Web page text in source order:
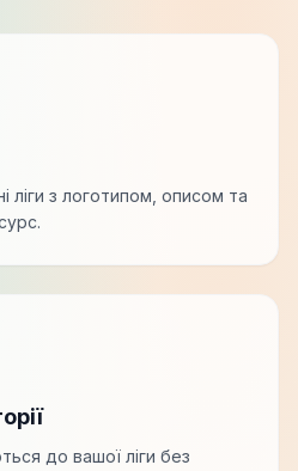
з логотипом, описом та
до вашої ліги без